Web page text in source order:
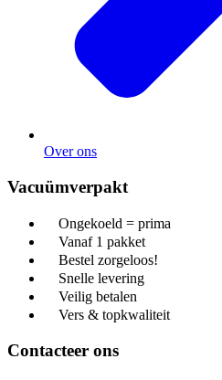
Over ons
Vacuümverpakt
Ongekoeld = prima
Vanaf 1 pakket
Bestel zorgeloos!
Snelle levering
Veilig betalen
Vers & topkwaliteit
Contacteer ons